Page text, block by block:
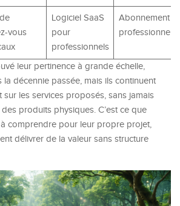
vous
Logiciel SaaS
pour
professionnels
Abonnement
professionnel
leur pertinence à grande échelle,
la décennie passée, mais ils continuent
sur les services proposés, sans jamais
produits physiques. C’est ce que
comprendre pour leur propre projet,
délivrer de la valeur sans structure